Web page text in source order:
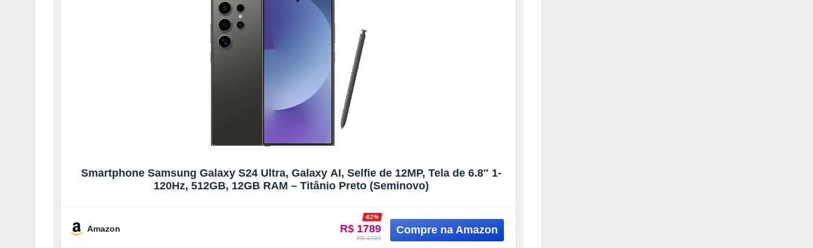
Smartphone Samsung Galaxy S24 Ultra, Galaxy AI, Selfie de 12MP, Tela de 6.8″ 1-
120Hz, 512GB, 12GB RAM – Titânio Preto (Seminovo)
Amazon R$ 1789
-62%
R$ 4789